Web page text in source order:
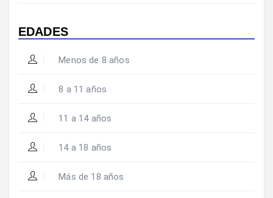
EDADES
Menos de 8 años
8 a 11 años
11 a 14 años
14 a 18 años
Más de 18 años